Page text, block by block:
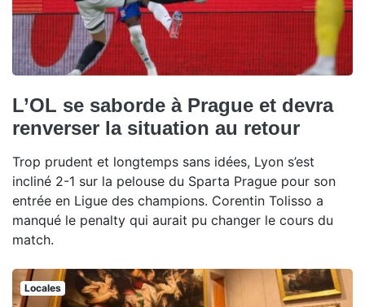
L’OL se saborde à Prague et devra
renverser la situation au retour
Trop prudent et longtemps sans idées, Lyon s’est
incliné 2-1 sur la pelouse du Sparta Prague pour son
entrée en Ligue des champions. Corentin Tolisso a
manqué le penalty qui aurait pu changer le cours du
match.
Locales